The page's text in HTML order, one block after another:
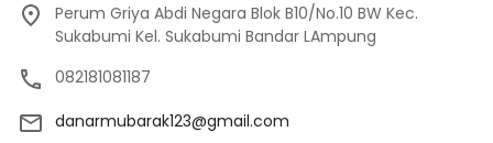
Perum Griya Abdi Negara Blok B10/No.10 BW Kec.
Sukabumi Kel. Sukabumi Bandar LAmpung
082181081187
danarmubarak123@gmail.com